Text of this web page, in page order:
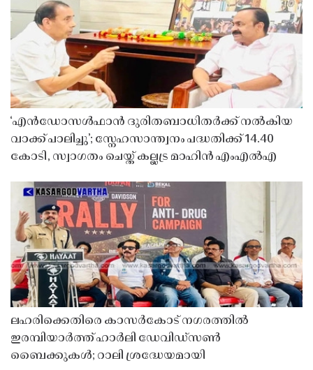
‘എൻഡോസൾഫാൻ ദുരിതബാധിതർക്ക് നൽകിയ
വാക്ക് പാലിച്ചു’; സ്നേഹസാന്ത്വനം പദ്ധതിക്ക് 14.40
കോടി, സ്വാഗതം ചെയ്ത് കല്ലട്ര മാഹിൻ എംഎൽഎ
ലഹരിക്കെതിരെ കാസർകോട് നഗരത്തിൽ
ഇരമ്പിയാർത്ത് ഹാർലി ഡേവിഡ്‌സൺ
ബൈക്കുകൾ; റാലി ശ്രദ്ധേയമായി